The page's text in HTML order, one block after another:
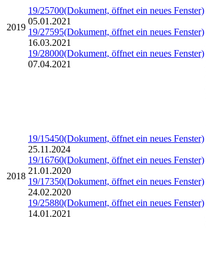
2019
19/25700(Dokument, öffnet ein neues Fenster)
05.01.2021
19/27595(Dokument, öffnet ein neues Fenster)
16.03.2021
19/28000(Dokument, öffnet ein neues Fenster)
07.04.2021
2018
19/15450(Dokument, öffnet ein neues Fenster)
25.11.2024
19/16760(Dokument, öffnet ein neues Fenster)
21.01.2020
19/17350(Dokument, öffnet ein neues Fenster)
24.02.2020
19/25880(Dokument, öffnet ein neues Fenster)
14.01.2021